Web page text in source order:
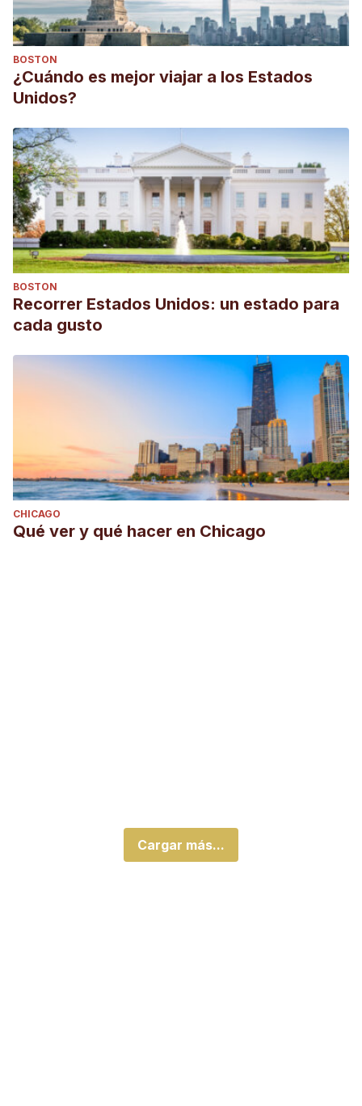
BOSTON
¿Cuándo es mejor viajar a los Estados
Unidos?
BOSTON
Recorrer Estados Unidos: un estado para
cada gusto
CHICAGO
Qué ver y qué hacer en Chicago
Cargar más...